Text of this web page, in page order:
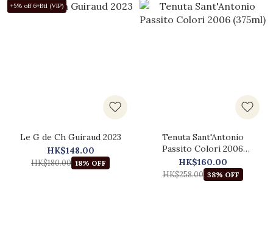
+5% off 6+Btl (VIP)
Le G de Ch Guiraud 2023
HK$148.00
HK$180.00 18% OFF
Tenuta Sant'Antonio
Passito Colori 2006
(375ml)
HK$160.00
HK$258.00 38% OFF